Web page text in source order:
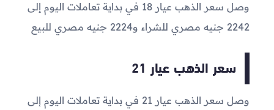
وصل سعر الذهب عيار 18 في بداية تعاملات اليوم إلى
2242 جنيه مصري للشراء و2224 جنيه مصري للبيع
سعر الذهب عيار 21
وصل سعر الذهب عيار 21 في بداية تعاملات اليوم إلى